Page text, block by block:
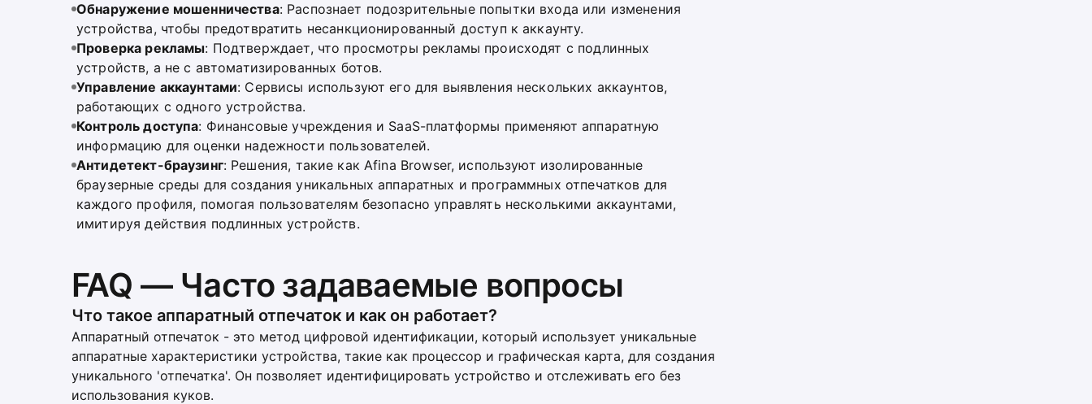
Обнаружение мошенничества: Распознает подозрительные попытки входа или изменения
устройства, чтобы предотвратить несанкционированный доступ к аккаунту.
Проверка рекламы: Подтверждает, что просмотры рекламы происходят с подлинных
устройств, а не с автоматизированных ботов.
Управление аккаунтами: Сервисы используют его для выявления нескольких аккаунтов,
работающих с одного устройства.
Контроль доступа: Финансовые учреждения и SaaS-платформы применяют аппаратную
информацию для оценки надежности пользователей.
Антидетект-браузинг: Решения, такие как Afina Browser, используют изолированные
браузерные среды для создания уникальных аппаратных и программных отпечатков для
каждого профиля, помогая пользователям безопасно управлять несколькими аккаунтами,
имитируя действия подлинных устройств.
FAQ — Часто задаваемые вопросы
Что такое аппаратный отпечаток и как он работает?
Аппаратный отпечаток - это метод цифровой идентификации, который использует уникальные
аппаратные характеристики устройства, такие как процессор и графическая карта, для создания
уникального 'отпечатка'. Он позволяет идентифицировать устройство и отслеживать его без
использования куков.